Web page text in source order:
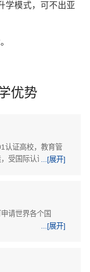
学模式，可不出亚
优势
认证高校，教育管
受国际认证。在临
...[展开]
请世界各个国
...[展开]